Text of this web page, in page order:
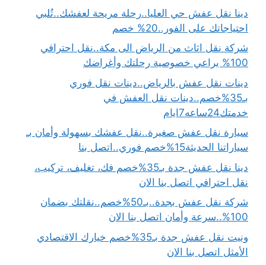
دينا نقل عفش حي العليا..رحلة مريحة لعفشك..تُلبي
احتياجاتك على الفور..20% خصم
شركة نقل اثاث من الرياض الى مكة..نقل احترافي
100% يراعي خصوصية رحلتك وأغراضك
دينات نقل عفش بالرياض..دينات نقل فوري
بـ35%خصم..دينات نقل العفش في
خدمتك24ساعه7ايام
سيارة نقل عفش صغيرة..نقل عفشك بسهولة وأمان بـ
سياراتنا الحديثة15%خصم فوري..اتصل بنا
دينا نقل عفش جدة بـ35%خصم فك، تغليف، تركيب،
نقل احترافي اتصل بنا الان
شركة نقل عفش بجدة..بـ50%خصم..نقلتك بضمان
100%..سرعة وأمان اتصل بنا الان
ونيت نقل عفش جدة بـ35%خصم خيارك الاقتصادي
الأمثل اتصل بنا الان